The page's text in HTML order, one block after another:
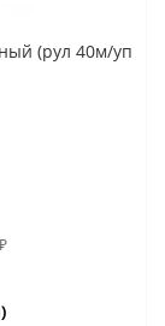
(рул 40м/уп
₽